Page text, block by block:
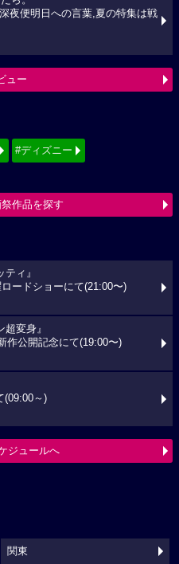
夜便明日への言葉,夏の特集は戦
ュー
#ディズニー
作品を探す
ティ』
ードショーにて(21:00〜)
超変身』
作公開記念にて(19:00〜)
(09:00～)
ジュールへ
関東